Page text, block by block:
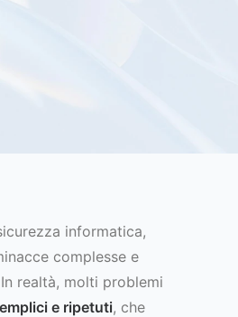
informatica,
complesse e
realtà, molti problemi
e ripetuti, che